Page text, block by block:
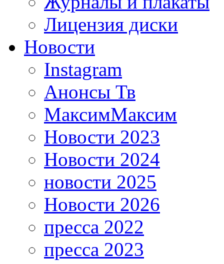
Лицензия диски
Новости
Instagram
Анонсы Тв
МаксимМаксим
Новости 2023
Новости 2024
новости 2025
Новости 2026
пресса 2022
пресса 2023